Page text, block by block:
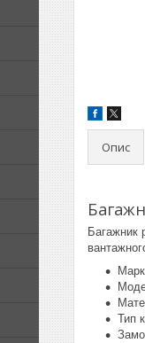
Опис
Багажник
Тип